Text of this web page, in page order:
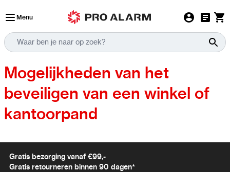
Menu
Mogelijkheden van het
beveiligen van een winkel of
kantoorpand
Gratis bezorging vanaf €99,-
Gratis retourneren binnen 90 dagen*